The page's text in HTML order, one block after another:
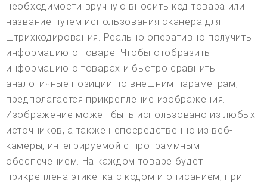
необходимости вручную вносить код товара или
название путем использования сканера для
штрихкодирования. Реально оперативно получить
информацию о товаре. Чтобы отобразить
информацию о товарах и быстро сравнить
аналогичные позиции по внешним параметрам,
предполагается прикрепление изображения.
Изображение может быть использовано из любых
источников, а также непосредственно из веб-
камеры, интегрируемой с программным
обеспечением. На каждом товаре будет
прикреплена этикетка с кодом и описанием, при